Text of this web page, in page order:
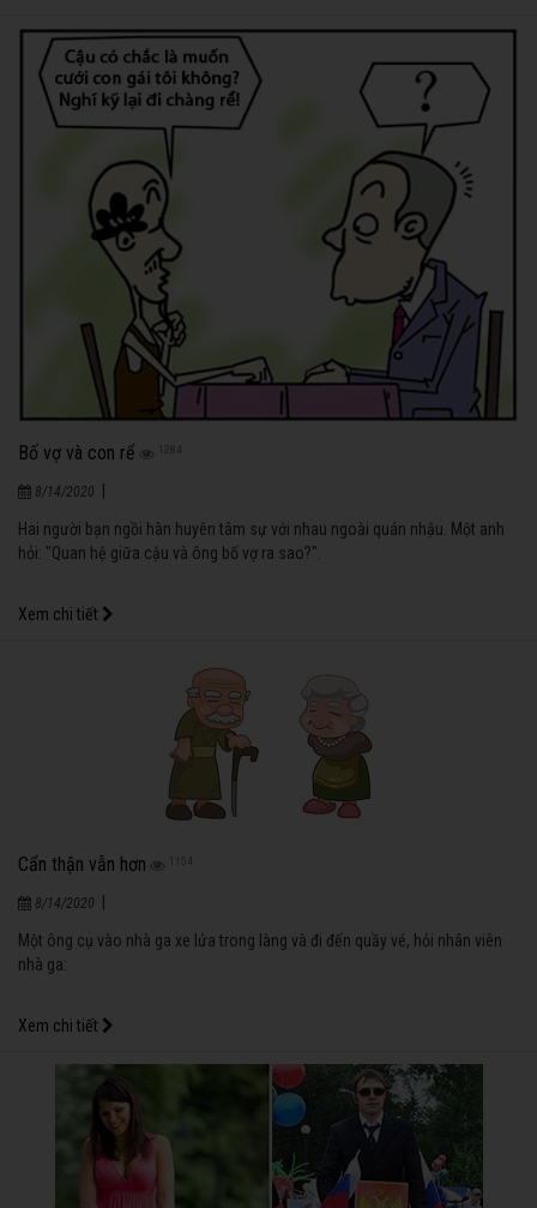
Bố vợ và con rể 1284
8/14/2020
Hai người bạn ngồi hàn huyên tâm sự với nhau ngoài quán nhậu. Một anh
hỏi: "Quan hệ giữa cậu và ông bố vợ ra sao?".
Xem chi tiết
Cẩn thận vẫn hơn 1154
8/14/2020
Một ông cụ vào nhà ga xe lửa trong làng và đi đến quầy vé, hỏi nhân viên
nhà ga:
Xem chi tiết